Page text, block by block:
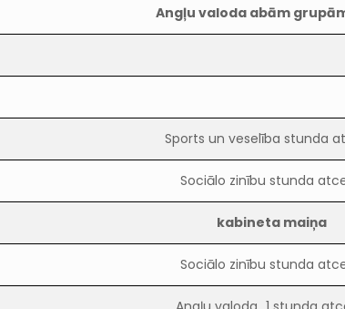
Angļu valoda abām
Sports un veselība stunda
Sociālo zinību stunda
kabineta maiņa
Sociālo zinību stunda